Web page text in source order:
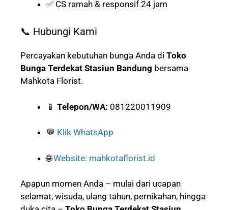
✅ CS ramah & responsif 24 jam
📞 Hubungi Kami
Percayakan kebutuhan bunga Anda di Toko
Bunga Terdekat Stasiun Bandung bersama
Mahkota Florist.
📱 Telepon/WA: 081220011909
💬 Klik WhatsApp
🌐Website: mahkotaflorist.id
Apapun momen Anda – mulai dari ucapan
selamat, wisuda, ulang tahun, pernikahan, hingga